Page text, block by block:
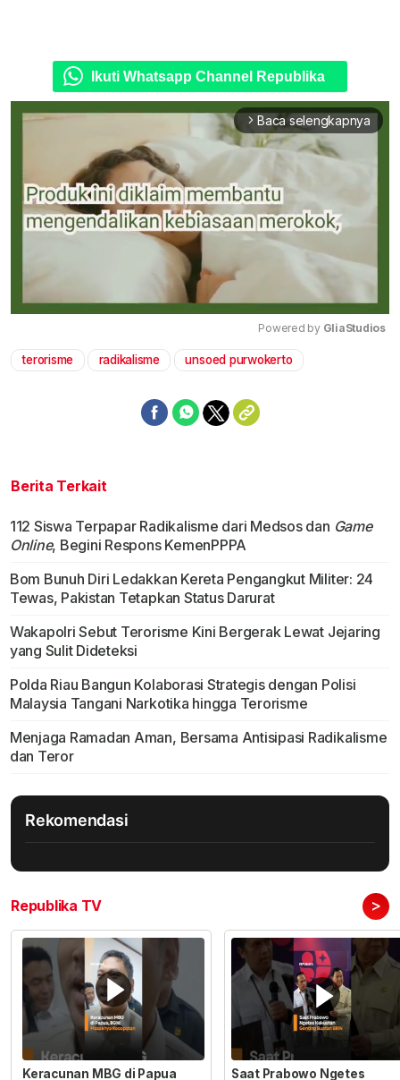
Ikuti Whatsapp Channel Republika
arrow_forward_ios Baca selengkapnya
Powered by GliaStudios
terorisme radikalisme unsoed purwokerto
Berita Terkait
112 Siswa Terpapar Radikalisme dari Medsos dan Game
Online, Begini Respons KemenPPPA
Bom Bunuh Diri Ledakkan Kereta Pengangkut Militer: 24
Tewas, Pakistan Tetapkan Status Darurat
Wakapolri Sebut Terorisme Kini Bergerak Lewat Jejaring
yang Sulit Dideteksi
Polda Riau Bangun Kolaborasi Strategis dengan Polisi
Malaysia Tangani Narkotika hingga Terorisme
Menjaga Ramadan Aman, Bersama Antisipasi Radikalisme
dan Teror
Rekomendasi
Republika TV >
Keracunan MBG di Papua
Saat Prabowo Ngetes